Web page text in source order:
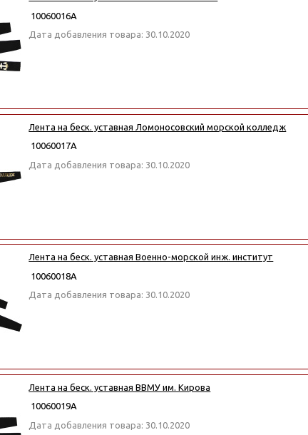
10060016А
Дата добавления товара: 30.10.2020
Лента на беск. уставная Ломоносовский морской колледж
10060017А
Дата добавления товара: 30.10.2020
Лента на беск. уставная Военно-морской инж. институт
10060018А
Дата добавления товара: 30.10.2020
Лента на беск. уставная ВВМУ им. Кирова
10060019А
Дата добавления товара: 30.10.2020